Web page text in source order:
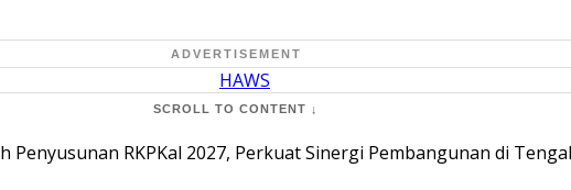
ADVERTISEMENT
SCROLL TO CONTENT ↓
Penyusunan RKPKal 2027, Perkuat Sinergi Pembangunan di